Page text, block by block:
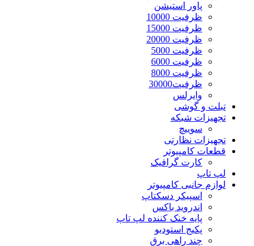
پاور استیشن
ظرفیت 10000
ظرفیت 15000
ظرفیت 20000
ظرفیت 5000
ظرفیت 6000
ظرفیت 8000
ظرفیت30000
وایرلس
تبلت و گوشی
تجهیزات شبکه
سوییچ
تجهیزات نظارتی
قطعات کامپیوتر
کارت گرافیک
لپ تاپ
لوازم جانبی کامپیوتر
اسپیکر دسکتاپ
اندروید باکس
پایه خنک کننده لپ تاپ
پکیج استودیو
چند راهی برق